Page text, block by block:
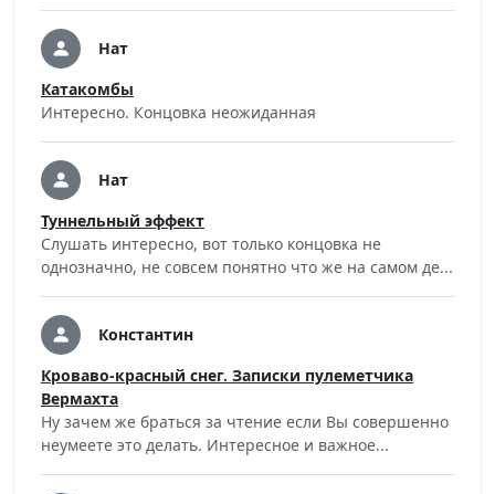
Нат
Катакомбы
Интересно. Концовка неожиданная
Нат
Туннельный эффект
Слушать интересно, вот только концовка не
однозначно, не совсем понятно что же на самом де...
Константин
Кроваво-красный снег. Записки пулеметчика
Вермахта
Ну зачем же браться за чтение если Вы совершенно
неумеете это делать. Интересное и важное...